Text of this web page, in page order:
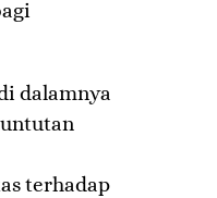
dalamnya
terhadap